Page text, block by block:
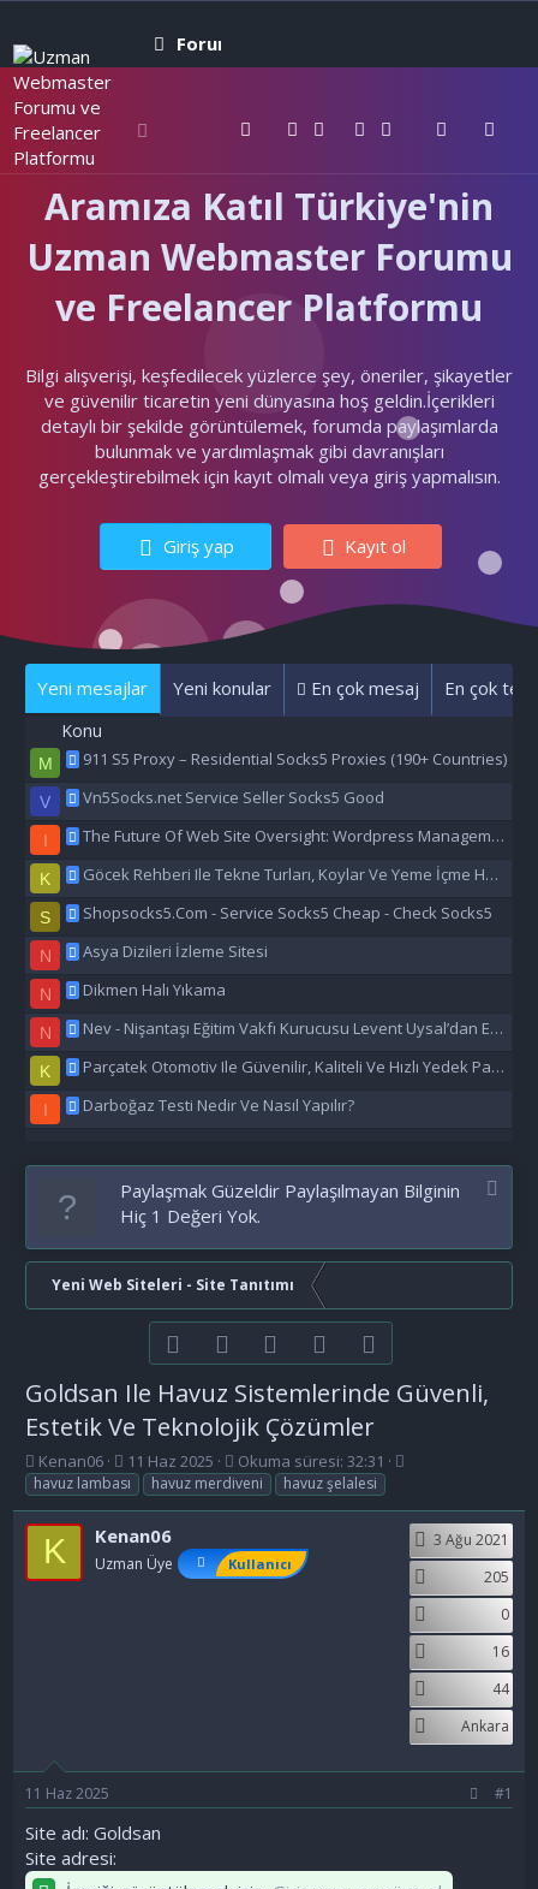
Forumlar
Aramıza Katıl Türkiye'nin
Uzman Webmaster Forumu
ve Freelancer Platformu
Bilgi alışverişi, keşfedilecek yüzlerce şey, öneriler, şikayetler
ve güvenilir ticaretin yeni dünyasına hoş geldin.İçerikleri
detaylı bir şekilde görüntülemek, forumda paylaşımlarda
bulunmak ve yardımlaşmak gibi davranışları
gerçekleştirebilmek için kayıt olmalı veya giriş yapmalısın.
Giriş yap Kayıt ol
Yeni mesajlar Yeni konular En çok mesaj En çok
Konu
M 911 S5 Proxy – Residential Socks5 Proxies (190+ Countries)
V Vn5Socks.net Service Seller Socks5 Good
I The Future Of Web Site Oversight: Wordpress Management Aı
K Göcek Rehberi Ile Tekne Turları, Koylar Ve Yeme İçme Hakkında Eşsiz Bilgiler
S Shopsocks5.Com - Service Socks5 Cheap - Check Socks5
N Asya Dizileri İzleme Sitesi
N Dikmen Halı Yıkama
N Nev - Nişantaşı Eğitim Vakfı Kurucusu Levent Uysal’dan Eğitime Büyük Destek
K Parçatek Otomotiv Ile Güvenilir, Kaliteli Ve Hızlı Yedek Parça Çözümleri
I Darboğaz Testi Nedir Ve Nasıl Yapılır?
Paylaşmak Güzeldir Paylaşılmayan Bilginin
Hiç 1 Değeri Yok.
Yeni Web Siteleri - Site Tanıtımı
FacebookTwitter youtubeBize ulaşın
Goldsan Ile Havuz Sistemlerinde Güvenli,
Estetik Ve Teknolojik Çözümler
K
o
n
b
u
y
Kenan06
B
a
ş
a
n
11 Haz 2025 Okuma süresi: 32:31
k
r
havuz lambası havuz merdiveni havuz şelalesi
K Kenan06
Uzman Üye Kullanıcı
3 Ağu 2021
205
0
16
44
Ankara
11 Haz 2025 #1
Site adı: Goldsan
Site adresi: